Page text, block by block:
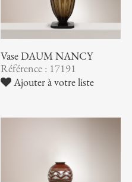
Vase DAUM NANCY
Référence : 17191
Ajouter à votre liste